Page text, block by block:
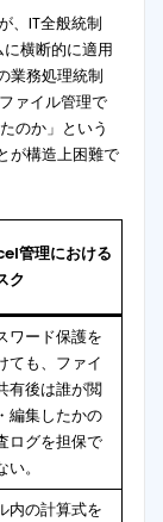
、IT全般統制
に横断的に適用
業務処理統制
ァイル管理で
のか」という
が構造上困難で
管理における
ク
ワード保護を
ても、ファイ
有後は誰が閲
編集したかの
ログを担保で
い。
内の計算式を